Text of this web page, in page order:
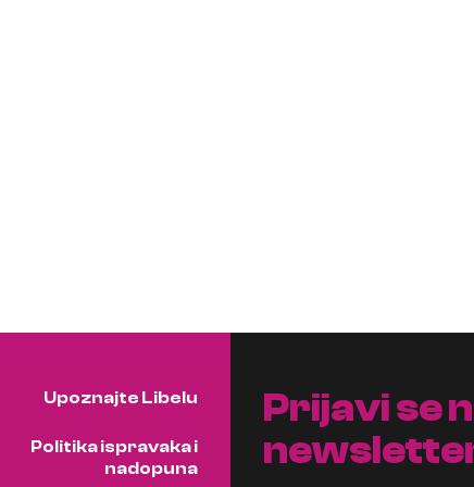
Upoznajte Libelu
Politika ispravaka i
nadopuna
Prijavi se